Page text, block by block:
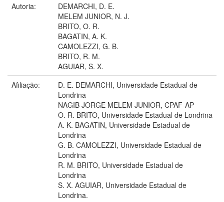
Autoria:
DEMARCHI, D. E.
MELEM JUNIOR, N. J.
BRITO, O. R.
BAGATIN, A. K.
CAMOLEZZI, G. B.
BRITO, R. M.
AGUIAR, S. X.
Afiliação:
D. E. DEMARCHI, Universidade Estadual de
Londrina
NAGIB JORGE MELEM JUNIOR, CPAF-AP
O. R. BRITO, Universidade Estadual de Londrina
A. K. BAGATIN, Universidade Estadual de
Londrina
G. B. CAMOLEZZI, Universidade Estadual de
Londrina
R. M. BRITO, Universidade Estadual de
Londrina
S. X. AGUIAR, Universidade Estadual de
Londrina.